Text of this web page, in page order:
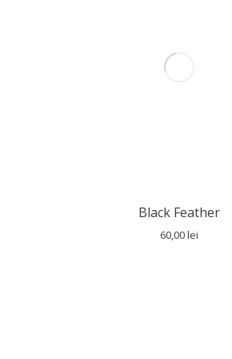
Black Feather
60,00lei